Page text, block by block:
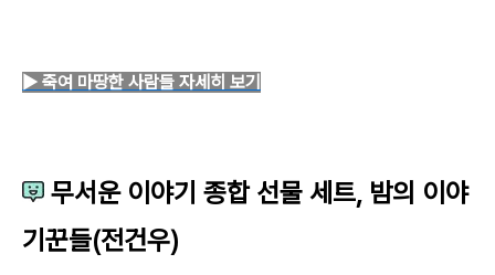
▶ 죽여 마땅한 사람들 자세히 보기
무서운 이야기 종합 선물 세트, 밤의 이야
기꾼들(전건우)